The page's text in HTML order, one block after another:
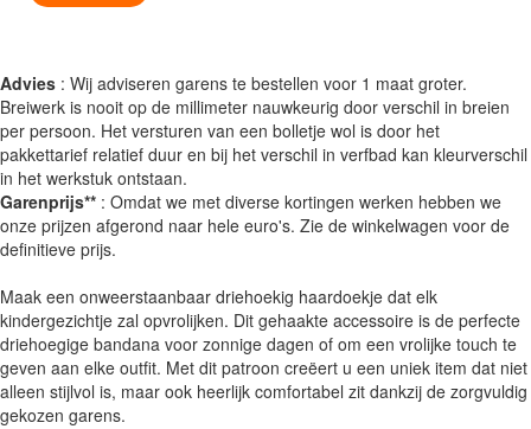
Advies : Wij adviseren garens te bestellen voor 1 maat groter.
Breiwerk is nooit op de millimeter nauwkeurig door verschil in breien
per persoon. Het versturen van een bolletje wol is door het
pakkettarief relatief duur en bij het verschil in verfbad kan kleurverschil
in het werkstuk ontstaan.
Garenprijs** : Omdat we met diverse kortingen werken hebben we
onze prijzen afgerond naar hele euro's. Zie de winkelwagen voor de
definitieve prijs.
Maak een onweerstaanbaar driehoekig haardoekje dat elk
kindergezichtje zal opvrolijken. Dit gehaakte accessoire is de perfecte
driehoegige bandana voor zonnige dagen of om een vrolijke touch te
geven aan elke outfit. Met dit patroon creëert u een uniek item dat niet
alleen stijlvol is, maar ook heerlijk comfortabel zit dankzij de zorgvuldig
gekozen garens.